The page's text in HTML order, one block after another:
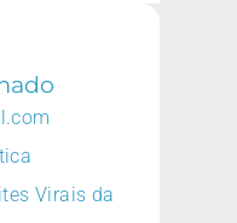
Virais da